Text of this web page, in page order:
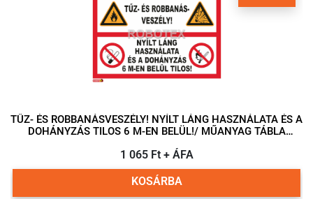
TŰZ- ÉS ROBBANÁSVESZÉLY! NYÍLT LÁNG HASZNÁLATA ÉS A
DOHÁNYZÁS TILOS 6 M-EN BELÜL!/ MŰANYAG TÁBLA
1 065 Ft + ÁFA
KOSÁRBA